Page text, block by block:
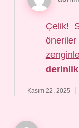
Çelik!
Kasım 22, 2025